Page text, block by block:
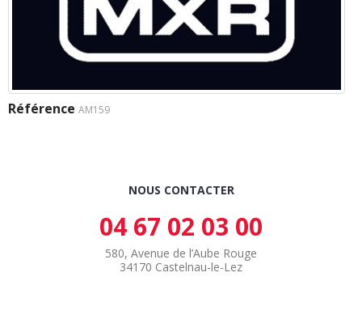
Référence AM159
NOUS CONTACTER
04 67 02 03 00
580, Avenue de l’Aube Rouge
34170 Castelnau-le-Lez